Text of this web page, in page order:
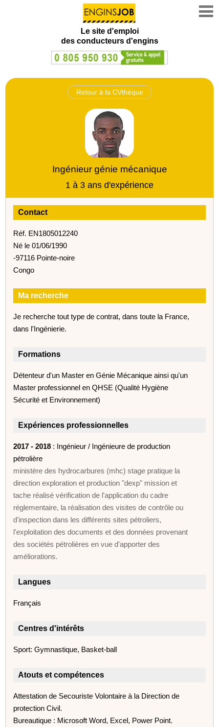
Le site d'emploi
des conducteurs d'engins
Retour à la CVthèque
Ingénieur génie mécanique
1 à 3 ans d'expérience
Contact
Réf. EN1805012240
Né le 01/06/1990
-97116 Pointe-noire
Congo
Ma recherche
Je recherche tout type de contrat, dans toute la France,
dans l'Ingénierie.
Formations
Détenteur d'un Master en Génie Mécanique ainsi qu'un
Master professionnel en QHSE (Qualité Hygiène
Sécurité et Environnement)
Expériences professionnelles
2017 - 2018 : Ingénieur / Ingénieure de production
pétrolière
ministère des hydrocarbures (mhc) stage pratique la
direction exploration et production "dexp" mission et
tache réalisé vérification de l'application du cadre
réglementaire, la réalisation des visites de contrôle ou
d'inspection dans les différents sites pétroliers,
l'exploitation des documents et des données provenant
des sociétés pétrolières en vue d'apporter des
améliorations.
Langues
Français
Centres d'intérêts
Sport: Gymnastique, Basket-ball
Atouts et compétences
Attestation de Secouriste Volontaire à la Direction de
protection Civil.
Bureautique : Microsoft Word, Excel, Power Point.